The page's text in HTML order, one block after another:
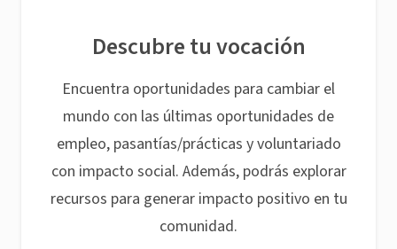
Descubre tu vocación
Encuentra oportunidades para cambiar el
mundo con las últimas oportunidades de
empleo, pasantías/prácticas y voluntariado
con impacto social. Además, podrás explorar
recursos para generar impacto positivo en tu
comunidad.